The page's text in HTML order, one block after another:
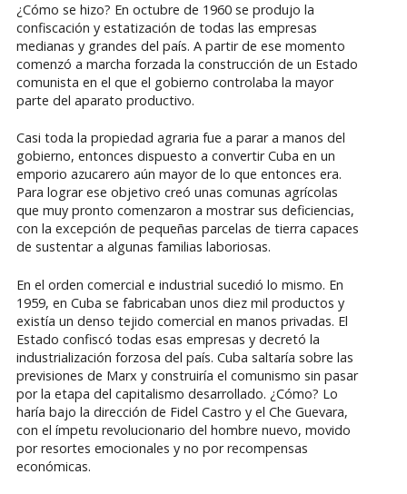
¿Cómo se hizo? En octubre de 1960 se produjo la
confiscación y estatización de todas las empresas
medianas y grandes del país. A partir de ese momento
comenzó a marcha forzada la construcción de un Estado
comunista en el que el gobierno controlaba la mayor
parte del aparato productivo.
Casi toda la propiedad agraria fue a parar a manos del
gobierno, entonces dispuesto a convertir Cuba en un
emporio azucarero aún mayor de lo que entonces era.
Para lograr ese objetivo creó unas comunas agrícolas
que muy pronto comenzaron a mostrar sus deficiencias,
con la excepción de pequeñas parcelas de tierra capaces
de sustentar a algunas familias laboriosas.
En el orden comercial e industrial sucedió lo mismo. En
1959, en Cuba se fabricaban unos diez mil productos y
existía un denso tejido comercial en manos privadas. El
Estado confiscó todas esas empresas y decretó la
industrialización forzosa del país. Cuba saltaría sobre las
previsiones de Marx y construiría el comunismo sin pasar
por la etapa del capitalismo desarrollado. ¿Cómo? Lo
haría bajo la dirección de Fidel Castro y el Che Guevara,
con el ímpetu revolucionario del hombre nuevo, movido
por resortes emocionales y no por recompensas
económicas.